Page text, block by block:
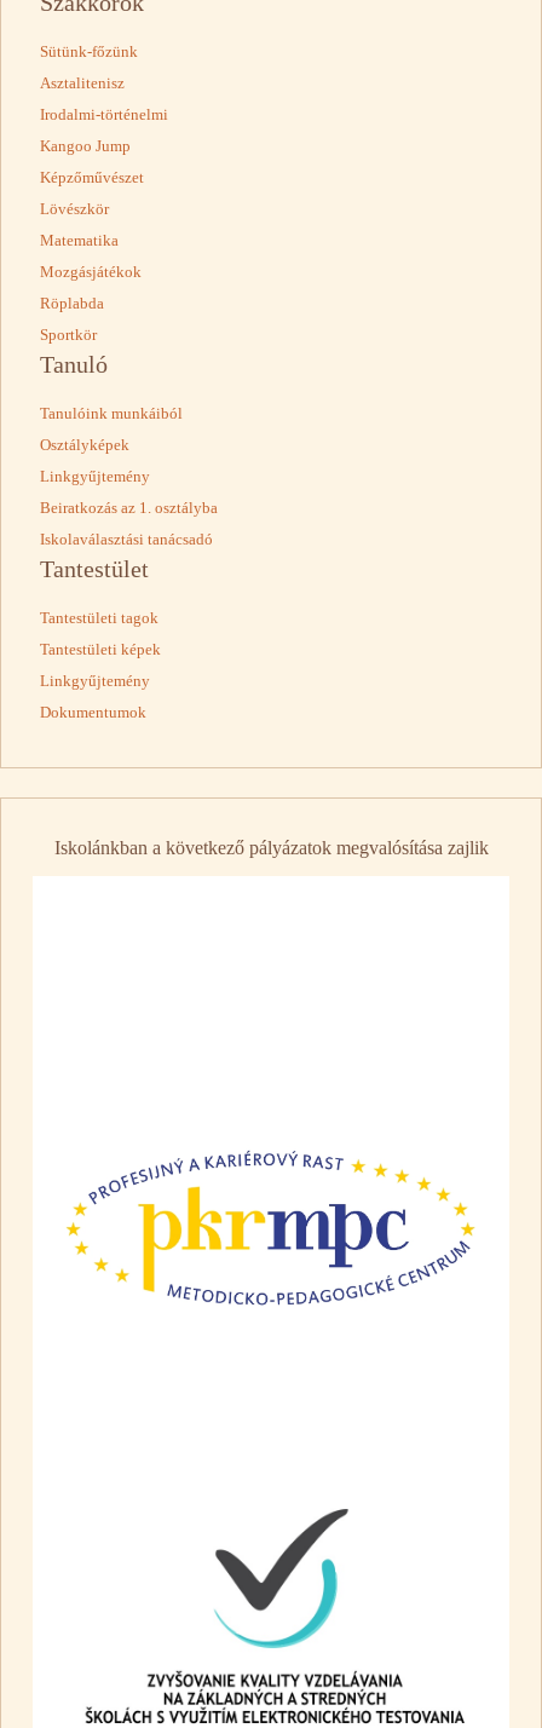
Sütünk-főzünk
Asztalitenisz
Irodalmi-történelmi
Kangoo Jump
Képzőművészet
Lövészkör
Matematika
Mozgásjátékok
Röplabda
Sportkör
Tanuló
Tanulóink munkáiból
Osztályképek
Linkgyűjtemény
Beiratkozás az 1. osztályba
Iskolaválasztási tanácsadó
Tantestület
Tantestületi tagok
Tantestületi képek
Linkgyűjtemény
Dokumentumok
Iskolánkban a következő pályázatok megvalósítása zajlik